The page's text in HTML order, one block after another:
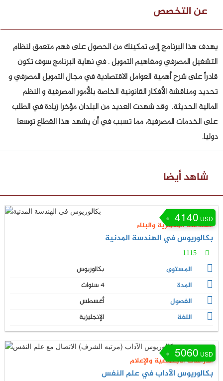
عن التخصص
يهدف هذا البرنامج إلى تمكينك من الحصول على فهم متعمق لنظام
التشغيل المصرفي ومفاهيم التمويل . في نهاية البرنامج سوف تكون
قادراً على شرح أهمية العوامل الاقتصادية في مجال التمويل المصرفي و
تحديد ومناقشة الأفكار القانونية الخاصة بالأمور المصرفية و النظم
المالية الحديثة. وقد شهدت العديد من البلدان مؤخرا زيادة في الطلب
على الخدمات المصرفية، مما تسبب في أن يشهد هذا القطاع توسعا
دوليا.
شاهد أيضا
4140 USD
الهندسة المعمارية والبناء
بكالوريوس في الهندسة المدنية
1115
المستوى
بكالوريوس
المدة
4 سنوات
الفصول
أغسطس
اللغة
الإنجليزية
5060 USD
الدراسات الاجتماعية والإعلام
بكالوريوس الآداب في علم النفس